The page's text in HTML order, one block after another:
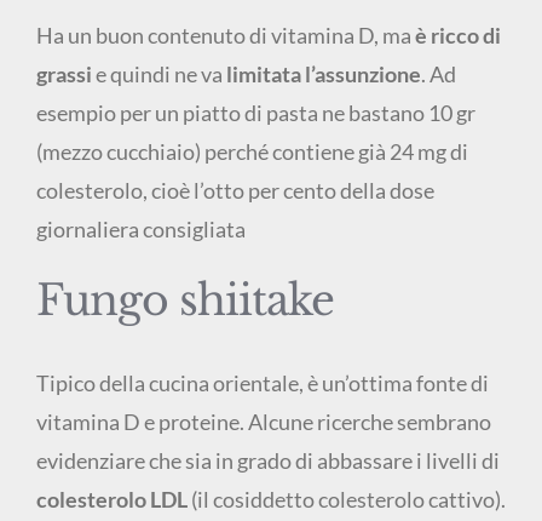
Ha un buon contenuto di vitamina D, maè ricco di
grassie quindi ne va limitata l’assunzione. Ad
esempio per un piatto di pasta ne bastano 10 gr
(mezzo cucchiaio) perché contiene già 24 mg di
colesterolo, cioè l’otto per cento della dose
giornaliera consigliata
Fungo shiitake
Tipico della cucina orientale, è un’ottima fonte di
vitamina D e proteine. Alcune ricerche sembrano
evidenziare che sia in grado di abbassare i livelli di
colesterolo LDL(il cosiddetto colesterolo cattivo).